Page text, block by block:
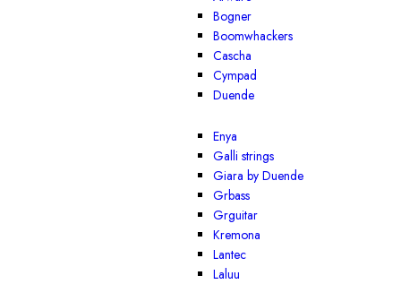
Bogner
Boomwhackers
Cascha
Cympad
Duende
Enya
Galli strings
Giara by Duende
Grbass
Grguitar
Kremona
Lantec
Laluu